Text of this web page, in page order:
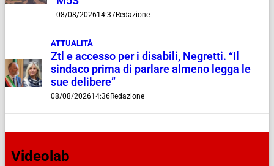
08/08/202614:37Redazione
ATTUALITÀ
Ztl e accesso per i disabili, Negretti. “Il
sindaco prima di parlare almeno legga le
sue delibere”
08/08/202614:36Redazione
Videolab